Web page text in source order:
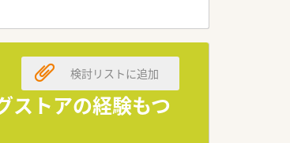
ストアの経験もつ
検討リストに追加